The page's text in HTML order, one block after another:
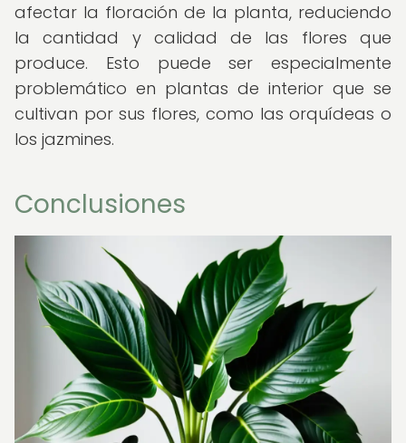
afectar la floración de la planta, reduciendo
la cantidad y calidad de las flores que
produce. Esto puede ser especialmente
problemático en plantas de interior que se
cultivan por sus flores, como las orquídeas o
los jazmines.
Conclusiones